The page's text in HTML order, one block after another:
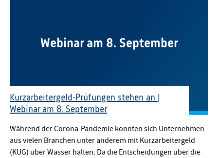
Webinar am 8. September
Kurzarbeitergeld-Prüfungen stehen an |
Webinar am 8. September
Während der Corona-Pandemie konnten sich Unternehmen
aus vielen Branchen unter anderem mit Kurzarbeitergeld
(KUG) über Wasser halten. Da die Entscheidungen über die